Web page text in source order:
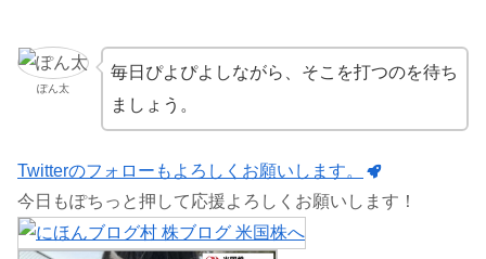
ぽん太
毎日ぴよぴよしながら、そこを打つのを待ち
ましょう。
Twitterのフォローもよろしくお願いします。
今日もぽちっと押して応援よろしくお願いします！